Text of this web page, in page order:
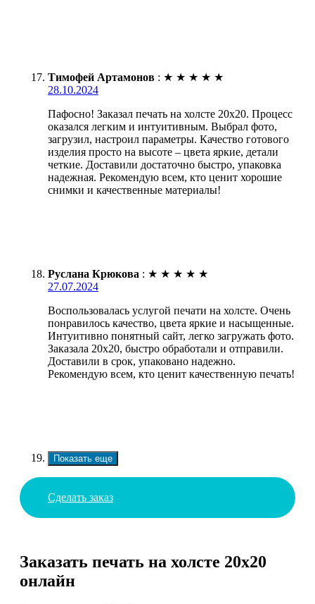
Тимофей Артамонов : ★ ★ ★ ★ ★
28.10.2024
Пафосно! Заказал печать на холсте 20х20. Процесс
оказался легким и интуитивным. Выбрал фото,
загрузил, настроил параметры. Качество готового
изделия просто на высоте – цвета яркие, детали
четкие. Доставили достаточно быстро, упаковка
надежная. Рекомендую всем, кто ценит хорошие
снимки и качественные материалы!
Руслана Крюкова : ★ ★ ★ ★ ★
27.07.2024
Воспользовалась услугой печати на холсте. Очень
понравилось качество, цвета яркие и насыщенные.
Интуитивно понятный сайт, легко загружать фото.
Заказала 20х20, быстро обработали и отправили.
Доставили в срок, упаковано надежно.
Рекомендую всем, кто ценит качественную печать!
Показать еще
Сделать заказ
Заказать печать на холсте 20х20
онлайн